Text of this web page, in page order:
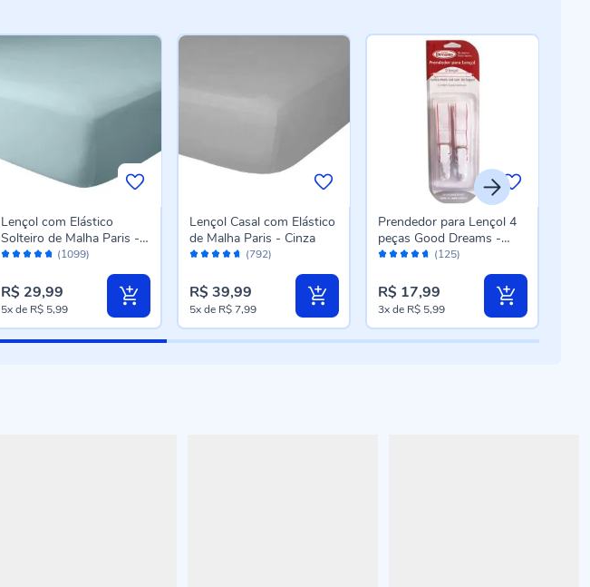
Avaliação: (1099)
Lençol com Elástico
Solteiro de Malha Paris -
Verde Topazio
R$ 29,99
5xde R$ 5,99
Avaliação: (792)
Lençol Casal com Elástico
de Malha Paris - Cinza
R$ 39,99
5xde R$ 7,99
Avaliação: (125)
Prendedor para Lençol 4
peças Good Dreams -
DIVERSOS
R$ 17,99
3xde R$ 5,99